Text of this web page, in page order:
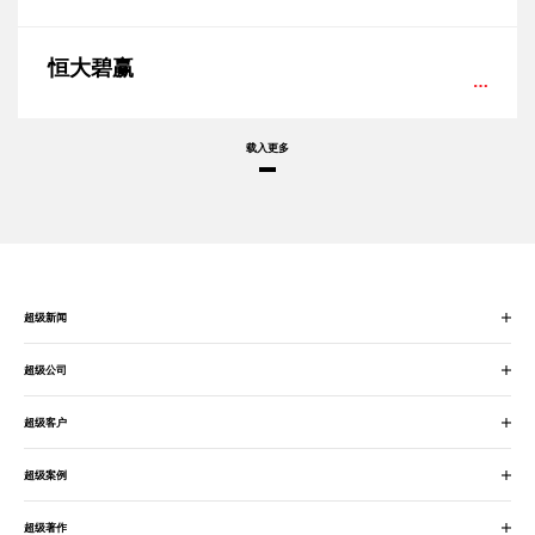
恒大碧赢
载入更多
超级新闻
超级公司
超级客户
超级案例
超级著作